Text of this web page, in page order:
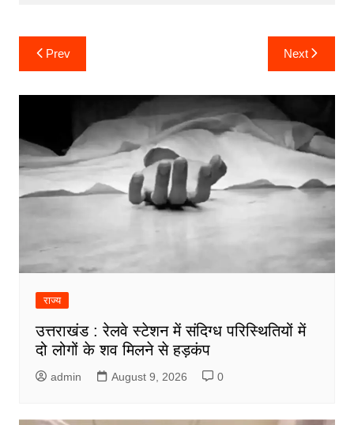
Post
navigation
Prev Next
राज्य
उत्तराखंड : रेलवे स्टेशन में संदिग्ध परिस्थितियों में
दो लोगों के शव मिलने से हड़कंप
admin August 9, 2026 0